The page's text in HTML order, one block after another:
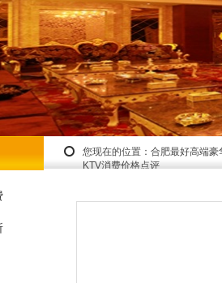
您现在的位置： 合肥最好高端豪
KTV消费价格点评